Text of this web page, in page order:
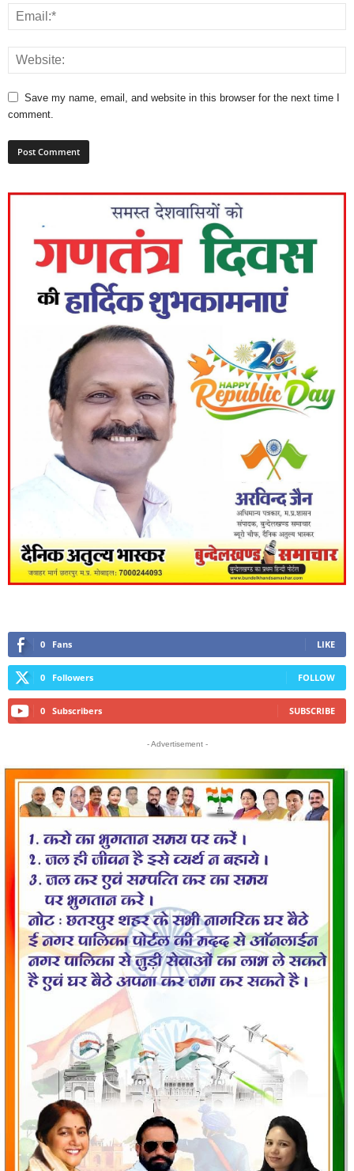
Save my name, email, and website in this browser for the next time I
comment.
0 Fans LIKE
0 Followers FOLLOW
0 Subscribers SUBSCRIBE
- Advertisement -